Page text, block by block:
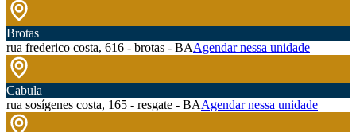
Brotas
rua frederico costa, 616 - brotas - BAAgendar nessa unidade
Cabula
rua sosígenes costa, 165 - resgate - BAAgendar nessa unidade